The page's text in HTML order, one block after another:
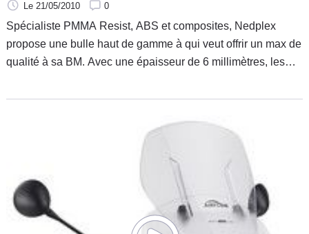
Le 21/05/2010 0
Spécialiste PMMA Resist, ABS et composites, Nedplex
propose une bulle haut de gamme à qui veut offrir un max de
qualité à sa BM. Avec une épaisseur de 6 millimètres, les
au mieux à la morphologie du pilote et du passager mais